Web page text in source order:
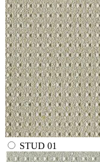
STUD 01